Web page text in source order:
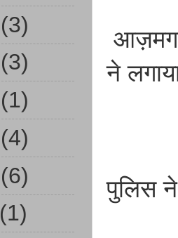
ने
पुलिस ने
(3)
(3)
(1)
(4)
(6)
(1)